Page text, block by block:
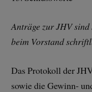
Anträge zur JHV sind
beim Vorstand
Das Protokoll der
sowie die Gewinn-